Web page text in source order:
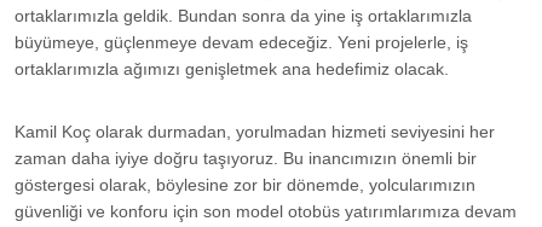
ortaklarımızla geldik. Bundan sonra da yine iş ortaklarımızla
büyümeye, güçlenmeye devam edeceğiz. Yeni projelerle, iş
ortaklarımızla ağımızı genişletmek ana hedefimiz olacak.
Kamil Koç olarak durmadan, yorulmadan hizmeti seviyesini her
zaman daha iyiye doğru taşıyoruz. Bu inancımızın önemli bir
göstergesi olarak, böylesine zor bir dönemde, yolcularımızın
güvenliği ve konforu için son model otobüs yatırımlarımıza devam